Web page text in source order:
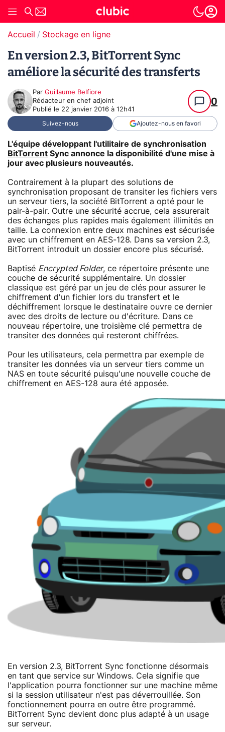
Accueil Stockage en ligne
En version 2.3, BitTorrent Sync
améliore la sécurité des transferts
Par Guillaume Belfiore
Rédacteur en chef adjoint
Publié le 22 janvier 2016 à 12h41
0
Suivez-nous Ajoutez-nous en favori
L'équipe développant l'utilitaire de synchronisation
BitTorrent Sync annonce la disponibilité d'une mise à
jour avec plusieurs nouveautés.
Contrairement à la plupart des solutions de
synchronisation proposant de transiter les fichiers vers
un serveur tiers, la société BitTorrent a opté pour le
pair-à-pair. Outre une sécurité accrue, cela assurerait
des échanges plus rapides mais également illimités en
taille. La connexion entre deux machines est sécurisée
avec un chiffrement en AES-128. Dans sa version 2.3,
BitTorrent introduit un dossier encore plus sécurisé.
Baptisé Encrypted Folder, ce répertoire présente une
couche de sécurité supplémentaire. Un dossier
classique est géré par un jeu de clés pour assurer le
chiffrement d'un fichier lors du transfert et le
déchiffrement lorsque le destinataire ouvre ce dernier
avec des droits de lecture ou d'écriture. Dans ce
nouveau répertoire, une troisième clé permettra de
transiter des données qui resteront chiffrées.
Pour les utilisateurs, cela permettra par exemple de
transiter les données via un serveur tiers comme un
NAS en toute sécurité puisqu'une nouvelle couche de
chiffrement en AES-128 aura été apposée.
En version 2.3, BitTorrent Sync fonctionne désormais
en tant que service sur Windows. Cela signifie que
l'application pourra fonctionner sur une machine même
si la session utilisateur n'est pas déverrouillée. Son
fonctionnement pourra en outre être programmé.
BitTorrent Sync devient donc plus adapté à un usage
sur serveur.